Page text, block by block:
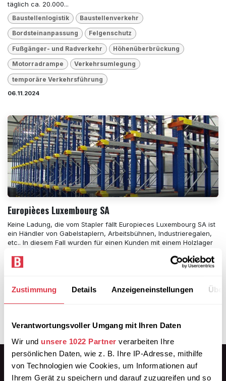
Zustimmung Details Anzeigeneinstellungen
Verantwortungsvoller Umgang mit Ihren Daten
Wir und unsere 1022 Partner verarbeiten Ihre
persönlichen Daten, wie z. B. Ihre IP-Adresse, mithilfe
von Technologien wie Cookies, um Informationen auf
Ihrem Gerät zu speichern und darauf zuzugreifen und so
täglich ca. 20.000...
Baustellenlogistik Baustellenverkehr
Bordsteinanpassung Felgenschutz
Fußgänger- und Radverkehr Höhenüberbrückung
Motorradrampe Verkehrsumlegung
temporäre Verkehrsführung
06.11.2024
Europièces Luxembourg SA
Keine Ladung, die vom Stapler fällt Europieces Luxembourg SA ist
ein Händler von Gabelstaplern, Arbeitsbühnen, Industrieregalen,
etc.. In diesem Fall wurden für einen Kunden mit einem Holzlager
Anfahrschutz Höhenüberbrückung
Staplersicherheit